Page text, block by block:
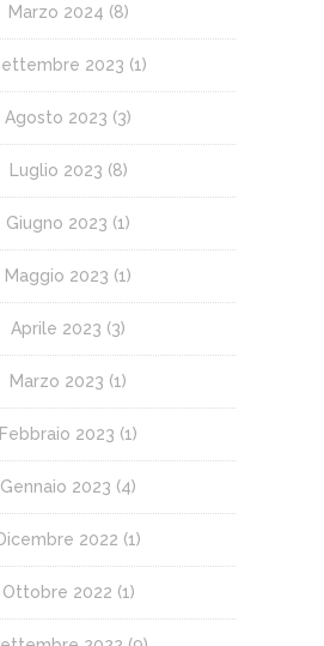
Marzo 2024 (8)
2023 (1)
Agosto 2023 (3)
Luglio 2023 (8)
Giugno 2023 (1)
Maggio 2023 (1)
Aprile 2023 (3)
Marzo 2023 (1)
Febbraio 2023 (1)
Gennaio 2023 (4)
2022 (1)
Ottobre 2022 (1)